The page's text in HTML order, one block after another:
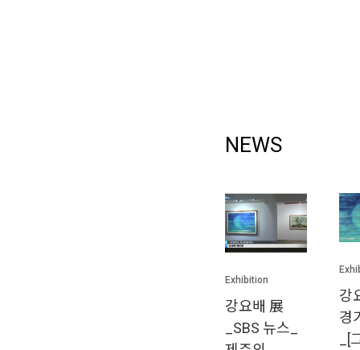
NEWS
Exhibition
강요배 展
_SBS 뉴스_
강
경
_[